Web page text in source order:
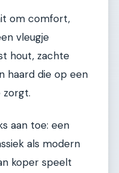
om comfort,
vleugje
hout, zachte
haard die op een
zorgt.
aan toe: een
als modern
koper speelt